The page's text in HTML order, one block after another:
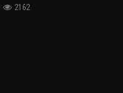
2162